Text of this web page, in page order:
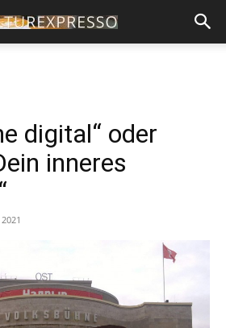
digital“ oder
inneres